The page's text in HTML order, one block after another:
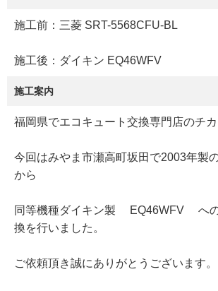
施工前：三菱 SRT-5568CFU-BL
施工後：ダイキン EQ46WFV
施工案内
福岡県でエコキュート交換専門店のチカ
今回はみやま市瀬高町坂田で2003年製
から
同等機種ダイキン製 EQ46WFV への
換を行いました。
ご依頼頂き誠にありがとうございます。